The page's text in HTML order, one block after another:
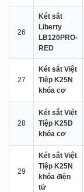
26
Két sắt
Liberty
LB120PRO-
RED
27
Két sắt Việt
Tiệp K25N
khóa cơ
28
Két sắt Việt
Tiệp K25D
khóa cơ
29
Két sắt Việt
Tiệp K25N
khóa điện
tử